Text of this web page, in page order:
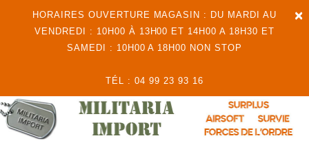
×
HORAIRES OUVERTURE MAGASIN : DU MARDI AU
VENDREDI : 10H00 À 13H00 ET 14H00 A 18H30 ET
SAMEDI : 10H00 A 18H00 NON STOP
TÉL : 04 99 23 93 16